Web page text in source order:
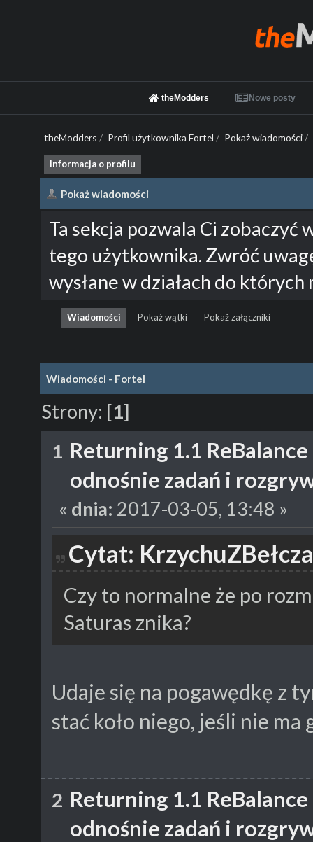
theModders Nowe posty
theModders / Profil użytkownika Fortel / Pokaż wiadomości/
Informacja o profilu
Pokaż wiadomości
Ta sekcja pozwala Ci zobaczyć
tego użytkownika. Zwróć
wysłane w działach do
Wiadomości Pokaż wątki Pokaż załączniki
Wiadomości - Fortel
Strony: [1]
1 Returning 1.1
odnośnie zadań i
« dnia: 2017-03-05, 13:48 »
Cytat:
Czy to normalne że po
Saturas znika?
Udaje się na pogawędkę z
stać koło niego, jeśli nie
2 Returning 1.1
odnośnie zadań i